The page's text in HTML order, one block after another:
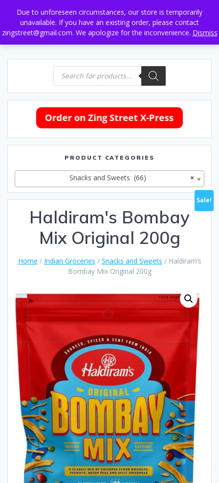
Due to unforeseen circumstances, our store is temporarily
unavailable. If you have an existing order, please contact
zingstreet@gmail.com. We apologize for the inconvenience. Dismiss
to
content
Products
search
PRODUCT CATEGORIES
×
Snacks and Sweets (66)
Haldiram's Bombay
Mix Original 200g
Home / Indian Groceries / Snacks and Sweets / Haldiram’s
Bombay Mix Original 200g
Sale!